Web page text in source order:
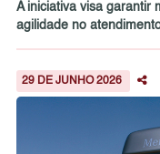
A iniciativa visa garantir
agilidade no
29 DE JUNHO 2026